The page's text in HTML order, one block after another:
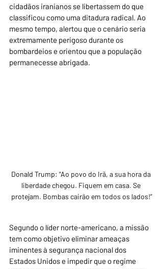
cidadãos iranianos se libertassem do que
classificou como uma ditadura radical. Ao
mesmo tempo, alertou que o cenário seria
extremamente perigoso durante os
bombardeios e orientou que a população
permanecesse abrigada.
Donald Trump: "Ao povo do Irã, a sua hora da
liberdade chegou. Fiquem em casa. Se
protejam. Bombas cairão em todos os lados!”
Segundo o líder norte-americano, a missão
tem como objetivo eliminar ameaças
iminentes à segurança nacional dos
Estados Unidos e impedir que o regime